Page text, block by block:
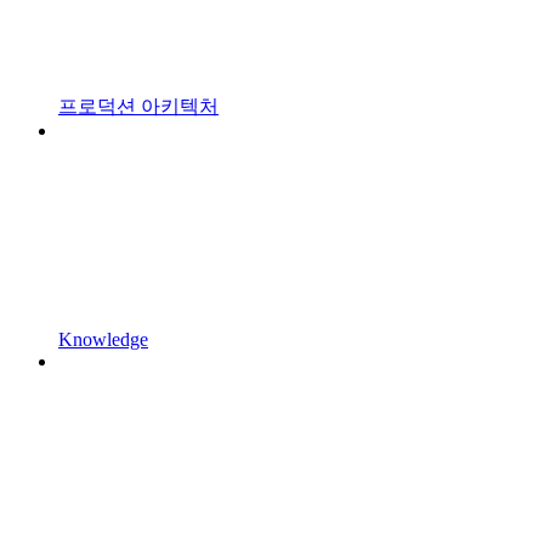
프로덕션 아키텍처
Knowledge